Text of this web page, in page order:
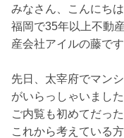
みなさん、こんにちは
福岡で35年以上不動
産会社アイルの藤です
先日、太宰府でマン
がいらっしゃいました
ご内覧も初めてだっ
これから考えている方